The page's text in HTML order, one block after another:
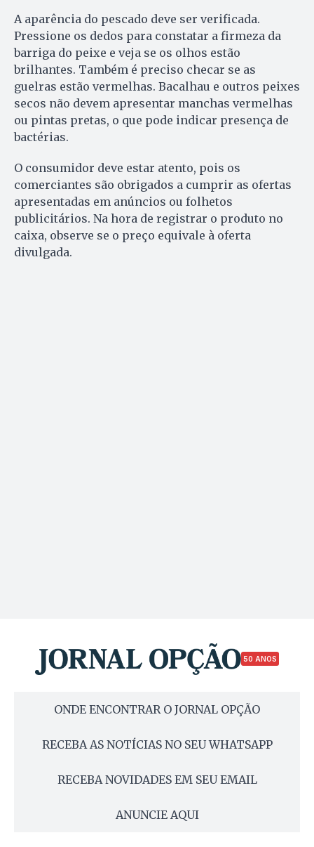
A aparência do pescado deve ser verificada.
Pressione os dedos para constatar a firmeza da
barriga do peixe e veja se os olhos estão
brilhantes. Também é preciso checar se as
guelras estão vermelhas. Bacalhau e outros peixes
secos não devem apresentar manchas vermelhas
ou pintas pretas, o que pode indicar presença de
bactérias.
O consumidor deve estar atento, pois os
comerciantes são obrigados a cumprir as ofertas
apresentadas em anúncios ou folhetos
publicitários. Na hora de registrar o produto no
caixa, observe se o preço equivale à oferta
divulgada.
50 ANOS
ONDE ENCONTRAR O JORNAL OPÇÃO
RECEBA AS NOTÍCIAS NO SEU WHATSAPP
RECEBA NOVIDADES EM SEU EMAIL
ANUNCIE AQUI